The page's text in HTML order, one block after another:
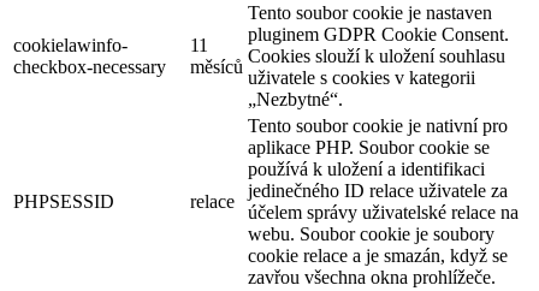
cookielawinfo-
checkbox-necessary
11
měsíců
Tento soubor cookie je nastaven
pluginem GDPR Cookie Consent.
Cookies slouží k uložení souhlasu
uživatele s cookies v kategorii
„Nezbytné“.
PHPSESSID relace
Tento soubor cookie je nativní pro
aplikace PHP. Soubor cookie se
používá k uložení a identifikaci
jedinečného ID relace uživatele za
účelem správy uživatelské relace na
webu. Soubor cookie je soubory
cookie relace a je smazán, když se
zavřou všechna okna prohlížeče.